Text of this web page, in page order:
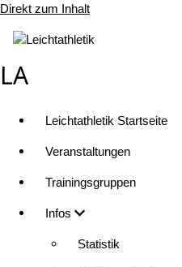
Direkt zum Inhalt
LA
Leichtathletik Startseite
Veranstaltungen
Trainingsgruppen
Infos
Statistik